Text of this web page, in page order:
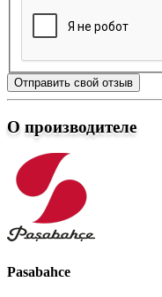
Отправить свой отзыв
О производителе
Pasabahce